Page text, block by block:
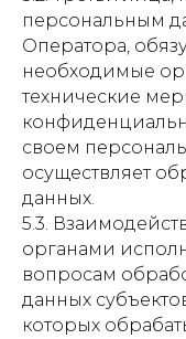
персональным
Оператора,
необходимые
технические
своем
осуществляет
данных.
5.3.
органами
вопросам
данных
которых